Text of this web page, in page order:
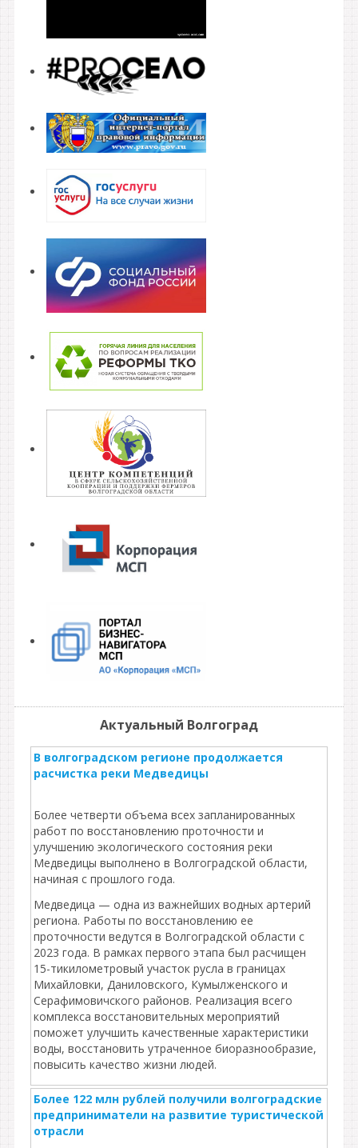
Актуальный Волгоград
В волгоградском регионе продолжается
расчистка реки Медведицы
Более четверти объема всех запланированных
работ по восстановлению проточности и
улучшению экологического состояния реки
Медведицы выполнено в Волгоградской области,
начиная с прошлого года.
Медведица — одна из важнейших водных артерий
региона. Работы по восстановлению ее
проточности ведутся в Волгоградской области с
2023 года. В рамках первого этапа был расчищен
15-тикилометровый участок русла в границах
Михайловки, Даниловского, Кумылженского и
Серафимовичского районов. Реализация всего
комплекса восстановительных мероприятий
поможет улучшить качественные характеристики
воды, восстановить утраченное биоразнообразие,
повысить качество жизни людей.
Более 122 млн рублей получили волгоградские
предприниматели на развитие туристической
отрасли